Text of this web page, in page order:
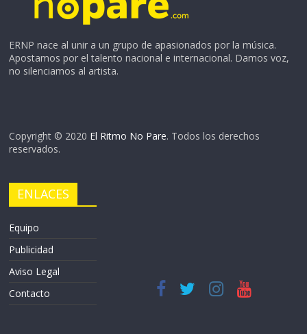
ERNP nace al unir a un grupo de apasionados por la música.
Apostamos por el talento nacional e internacional. Damos voz,
no silenciamos al artista.
Copyright © 2020 El Ritmo No Pare. Todos los derechos
reservados.
ENLACES
Equipo
Publicidad
Aviso Legal
Contacto